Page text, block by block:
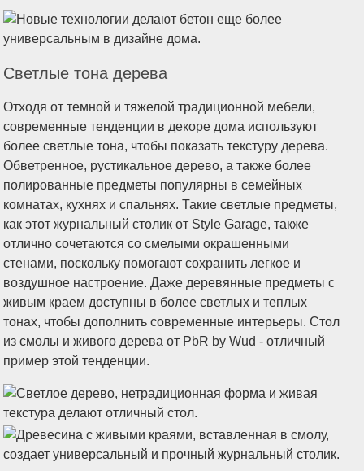
Светлые тона дерева
Отходя от темной и тяжелой традиционной мебели,
современные тенденции в декоре дома используют
более светлые тона, чтобы показать текстуру дерева.
Обветренное, рустикальное дерево, а также более
полированные предметы популярны в семейных
комнатах, кухнях и спальнях. Такие светлые предметы,
как этот журнальный столик от Style Garage, также
отлично сочетаются со смелыми окрашенными
стенами, поскольку помогают сохранить легкое и
воздушное настроение. Даже деревянные предметы с
живым краем доступны в более светлых и теплых
тонах, чтобы дополнить современные интерьеры. Стол
из смолы и живого дерева от PbR by Wud - отличный
пример этой тенденции.